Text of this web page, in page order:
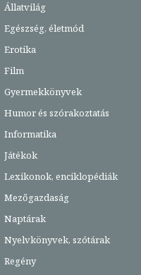
Állatvilág
Egészség, életmód
Erotika
Film
Gyermekkönyvek
Humor és szórakoztatás
Informatika
Játékok
Lexikonok, enciklopédiák
Mezőgazdaság
Naptárak
Nyelvkönyvek, szótárak
Regény